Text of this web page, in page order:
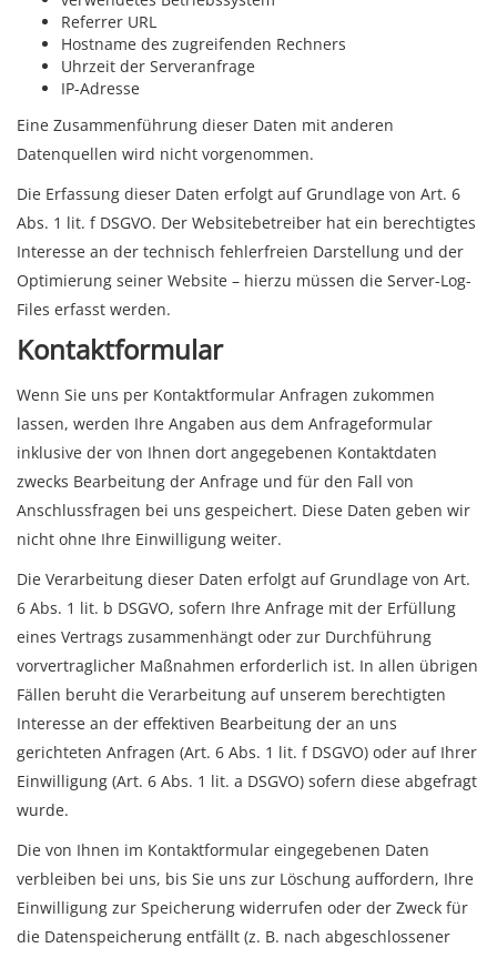
Referrer URL
Hostname des zugreifenden Rechners
Uhrzeit der Serveranfrage
IP-Adresse
Eine Zusammenführung dieser Daten mit anderen
Datenquellen wird nicht vorgenommen.
Die Erfassung dieser Daten erfolgt auf Grundlage von Art. 6
Abs. 1 lit. f DSGVO. Der Websitebetreiber hat ein berechtigtes
Interesse an der technisch fehlerfreien Darstellung und der
Optimierung seiner Website – hierzu müssen die Server-Log-
Files erfasst werden.
Kontaktformular
Wenn Sie uns per Kontaktformular Anfragen zukommen
lassen, werden Ihre Angaben aus dem Anfrageformular
inklusive der von Ihnen dort angegebenen Kontaktdaten
zwecks Bearbeitung der Anfrage und für den Fall von
Anschlussfragen bei uns gespeichert. Diese Daten geben wir
nicht ohne Ihre Einwilligung weiter.
Die Verarbeitung dieser Daten erfolgt auf Grundlage von Art.
6 Abs. 1 lit. b DSGVO, sofern Ihre Anfrage mit der Erfüllung
eines Vertrags zusammenhängt oder zur Durchführung
vorvertraglicher Maßnahmen erforderlich ist. In allen übrigen
Fällen beruht die Verarbeitung auf unserem berechtigten
Interesse an der effektiven Bearbeitung der an uns
gerichteten Anfragen (Art. 6 Abs. 1 lit. f DSGVO) oder auf Ihrer
Einwilligung (Art. 6 Abs. 1 lit. a DSGVO) sofern diese abgefragt
wurde.
Die von Ihnen im Kontaktformular eingegebenen Daten
verbleiben bei uns, bis Sie uns zur Löschung auffordern, Ihre
Einwilligung zur Speicherung widerrufen oder der Zweck für
die Datenspeicherung entfällt (z. B. nach abgeschlossener